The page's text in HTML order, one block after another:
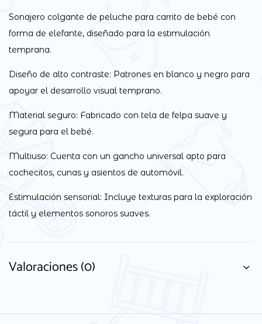
Sonajero colgante de peluche para carrito de bebé con
forma de elefante, diseñado para la estimulación
temprana.
Diseño de alto contraste: Patrones en blanco y negro para
apoyar el desarrollo visual temprano.
Material seguro: Fabricado con tela de felpa suave y
segura para el bebé.
Multiuso: Cuenta con un gancho universal apto para
cochecitos, cunas y asientos de automóvil.
Estimulación sensorial: Incluye texturas para la exploración
táctil y elementos sonoros suaves.
Valoraciones (0)